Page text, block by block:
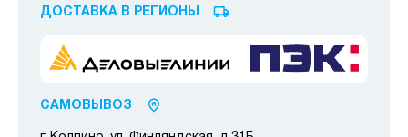
ДОСТАВКА В РЕГИОНЫ
САМОВЫВОЗ